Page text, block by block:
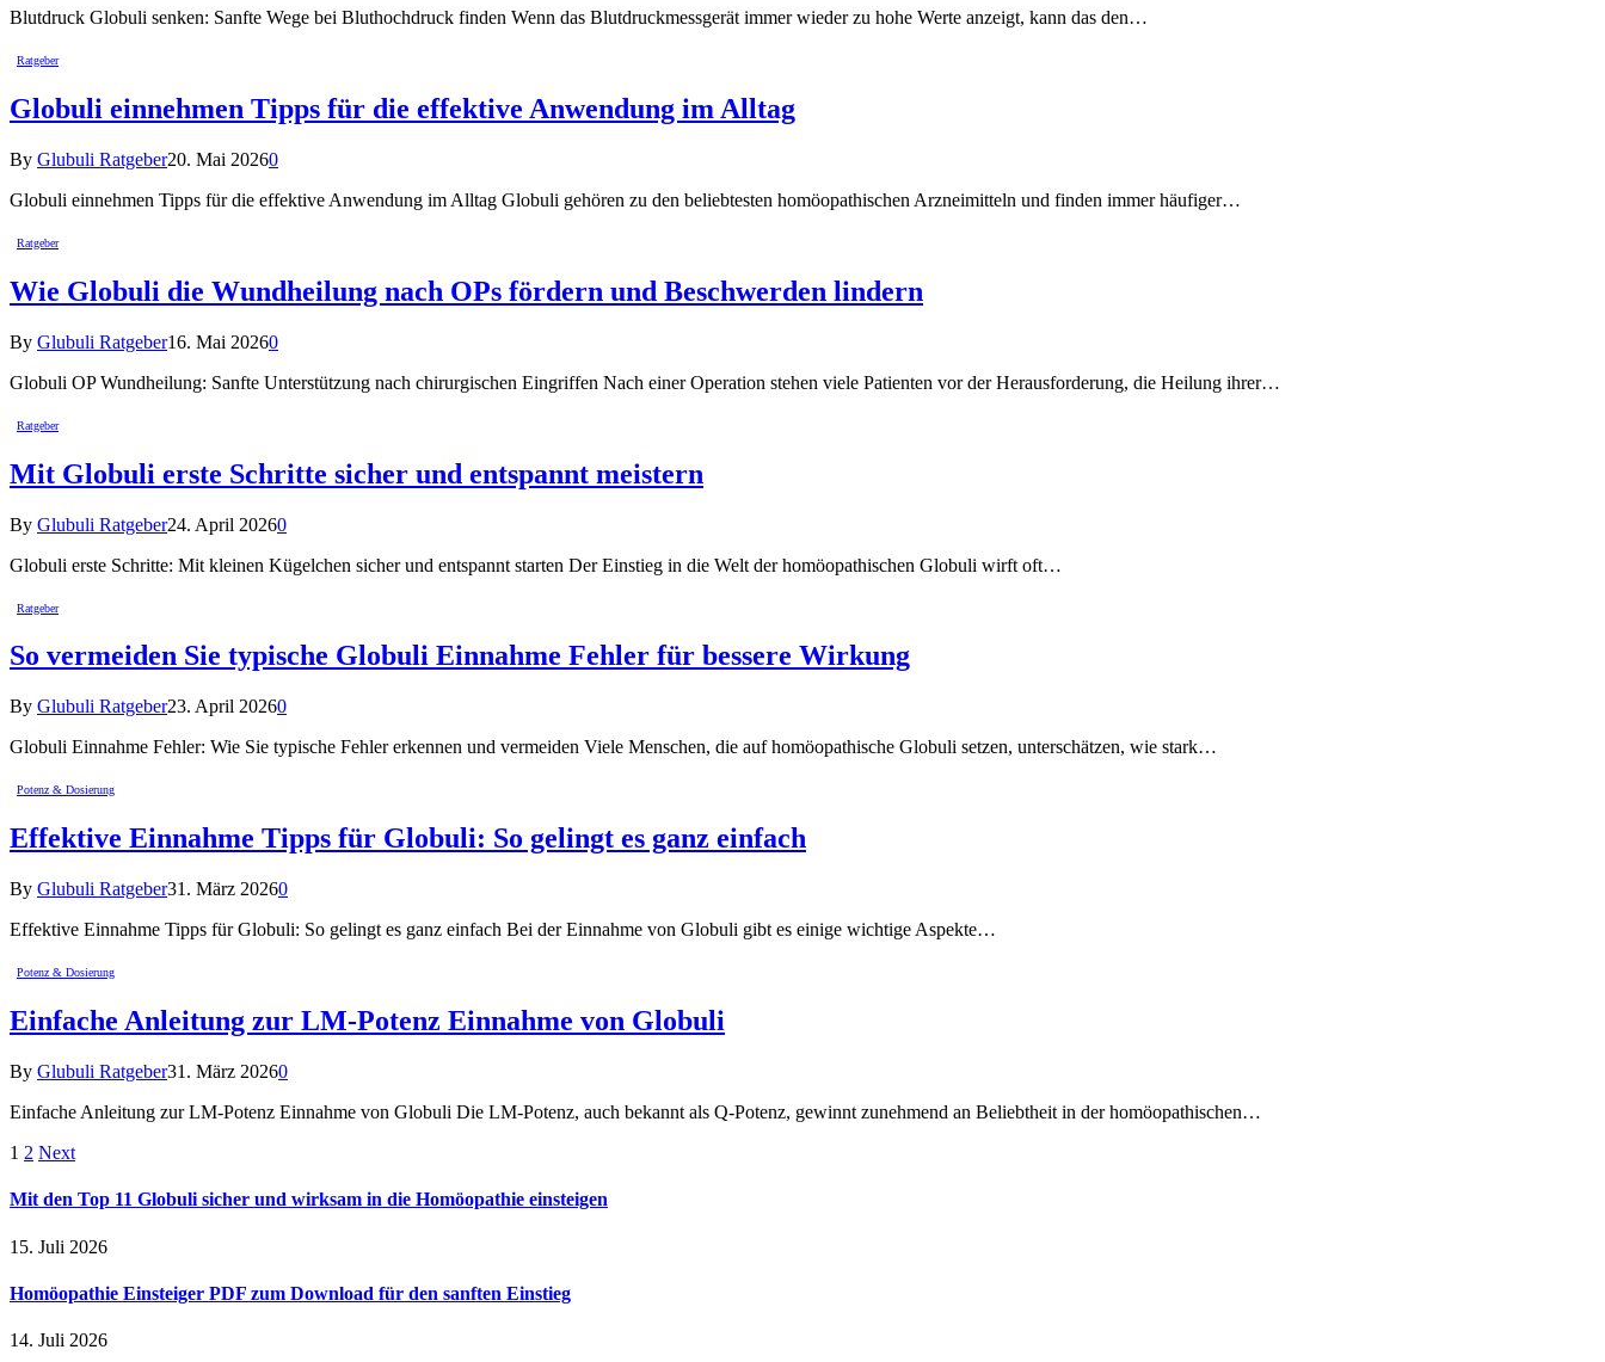
Blutdruck Globuli senken: Sanfte Wege bei Bluthochdruck finden Wenn das Blutdruckmessgerät immer wieder zu hohe Werte anzeigt, kann das den…
Ratgeber
Globuli einnehmen Tipps für die effektive Anwendung im Alltag
By Glubuli Ratgeber20. Mai 20260
Globuli einnehmen Tipps für die effektive Anwendung im Alltag Globuli gehören zu den beliebtesten homöopathischen Arzneimitteln und finden immer häufiger…
Ratgeber
Wie Globuli die Wundheilung nach OPs fördern und Beschwerden lindern
By Glubuli Ratgeber16. Mai 20260
Globuli OP Wundheilung: Sanfte Unterstützung nach chirurgischen Eingriffen Nach einer Operation stehen viele Patienten vor der Herausforderung, die Heilung ihrer…
Ratgeber
Mit Globuli erste Schritte sicher und entspannt meistern
By Glubuli Ratgeber24. April 20260
Globuli erste Schritte: Mit kleinen Kügelchen sicher und entspannt starten Der Einstieg in die Welt der homöopathischen Globuli wirft oft…
Ratgeber
So vermeiden Sie typische Globuli Einnahme Fehler für bessere Wirkung
By Glubuli Ratgeber23. April 20260
Globuli Einnahme Fehler: Wie Sie typische Fehler erkennen und vermeiden Viele Menschen, die auf homöopathische Globuli setzen, unterschätzen, wie stark…
Potenz & Dosierung
Effektive Einnahme Tipps für Globuli: So gelingt es ganz einfach
By Glubuli Ratgeber31. März 20260
Effektive Einnahme Tipps für Globuli: So gelingt es ganz einfach Bei der Einnahme von Globuli gibt es einige wichtige Aspekte…
Potenz & Dosierung
Einfache Anleitung zur LM-Potenz Einnahme von Globuli
By Glubuli Ratgeber31. März 20260
Einfache Anleitung zur LM-Potenz Einnahme von Globuli Die LM-Potenz, auch bekannt als Q-Potenz, gewinnt zunehmend an Beliebtheit in der homöopathischen…
1 2 Next
Mit den Top 11 Globuli sicher und wirksam in die Homöopathie einsteigen
15. Juli 2026
Homöopathie Einsteiger PDF zum Download für den sanften Einstieg
14. Juli 2026